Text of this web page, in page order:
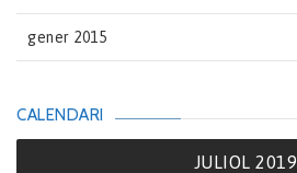
gener 2015
CALENDARI
JULIOL 2019